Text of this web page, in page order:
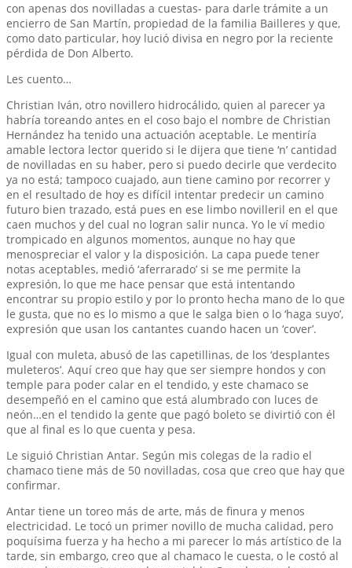
con apenas dos novilladas a cuestas- para darle trámite a un
encierro de San Martín, propiedad de la familia Bailleres y que,
como dato particular, hoy lució divisa en negro por la reciente
pérdida de Don Alberto.
Les cuento…
Christian Iván, otro novillero hidrocálido, quien al parecer ya
habría toreando antes en el coso bajo el nombre de Christian
Hernández ha tenido una actuación aceptable. Le mentiría
amable lectora lector querido si le dijera que tiene ‘n’ cantidad
de novilladas en su haber, pero si puedo decirle que verdecito
ya no está; tampoco cuajado, aun tiene camino por recorrer y
en el resultado de hoy es difícil intentar predecir un camino
futuro bien trazado, está pues en ese limbo novilleril en el que
caen muchos y del cual no logran salir nunca. Yo le ví medio
trompicado en algunos momentos, aunque no hay que
menospreciar el valor y la disposición. La capa puede tener
notas aceptables, medió ‘aferrarado’ si se me permite la
expresión, lo que me hace pensar que está intentando
encontrar su propio estilo y por lo pronto hecha mano de lo que
le gusta, que no es lo mismo a que le salga bien o lo ‘haga suyo’,
expresión que usan los cantantes cuando hacen un ‘cover’.
Igual con muleta, abusó de las capetillinas, de los ‘desplantes
muleteros’. Aquí creo que hay que ser siempre hondos y con
temple para poder calar en el tendido, y este chamaco se
desempeñó en el camino que está alumbrado con luces de
neón…en el tendido la gente que pagó boleto se divirtió con él
que al final es lo que cuenta y pesa.
Le siguió Christian Antar. Según mis colegas de la radio el
chamaco tiene más de 50 novilladas, cosa que creo que hay que
confirmar.
Antar tiene un toreo más de arte, más de finura y menos
electricidad. Le tocó un primer novillo de mucha calidad, pero
poquísima fuerza y ha hecho a mi parecer lo más artístico de la
tarde, sin embargo, creo que al chamaco le cuesta, o le costó al